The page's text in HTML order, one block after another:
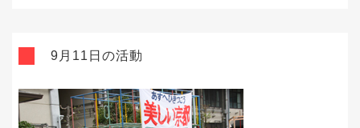
9月11日の活動